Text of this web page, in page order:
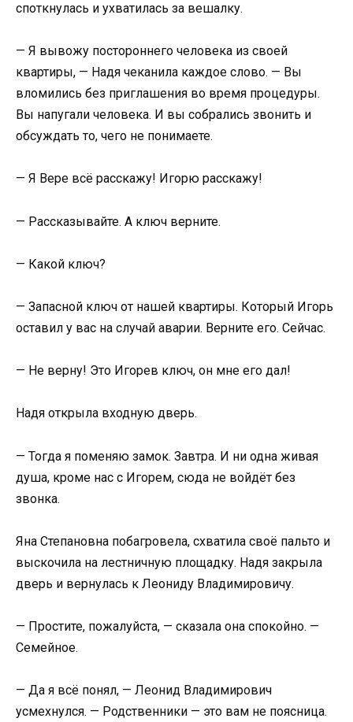
споткнулась и ухватилась за вешалку.
— Я вывожу постороннего человека из своей
квартиры, — Надя чеканила каждое слово. — Вы
вломились без приглашения во время процедуры.
Вы напугали человека. И вы собрались звонить и
обсуждать то, чего не понимаете.
— Я Вере всё расскажу! Игорю расскажу!
— Рассказывайте. А ключ верните.
— Какой ключ?
— Запасной ключ от нашей квартиры. Который Игорь
оставил у вас на случай аварии. Верните его. Сейчас.
— Не верну! Это Игорев ключ, он мне его дал!
Надя открыла входную дверь.
— Тогда я поменяю замок. Завтра. И ни одна живая
душа, кроме нас с Игорем, сюда не войдёт без
звонка.
Яна Степановна побагровела, схватила своё пальто и
выскочила на лестничную площадку. Надя закрыла
дверь и вернулась к Леониду Владимировичу.
— Простите, пожалуйста, — сказала она спокойно. —
Семейное.
— Да я всё понял, — Леонид Владимирович
усмехнулся. — Родственники — это вам не поясница.